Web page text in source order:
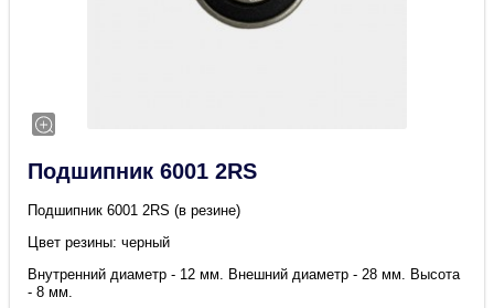
Подшипник 6001 2RS
Подшипник 6001 2RS (в резине)
Цвет резины: черный
Внутренний диаметр - 12 мм. Внешний диаметр - 28 мм. Высота
- 8 мм.